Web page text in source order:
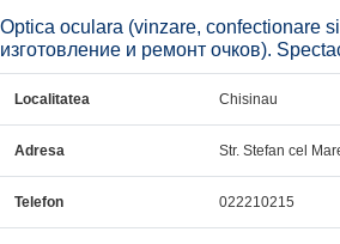
Optica oculara (vinzare, confectionare
изготовление и ремонт очков).
Localitatea Chisinau
Adresa Str. Stefan cel
Telefon 022210215